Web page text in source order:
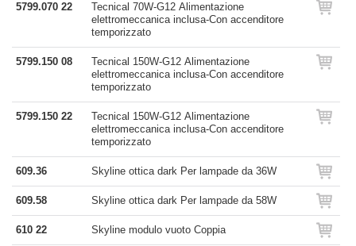
5799.070 22
Tecnical 70W-G12 Alimentazione
elettromeccanica inclusa-Con accenditore
temporizzato
5799.150 08
Tecnical 150W-G12 Alimentazione
elettromeccanica inclusa-Con accenditore
temporizzato
5799.150 22
Tecnical 150W-G12 Alimentazione
elettromeccanica inclusa-Con accenditore
temporizzato
609.36 Skyline ottica dark Per lampade da 36W
609.58 Skyline ottica dark Per lampade da 58W
610 22 Skyline modulo vuoto Coppia